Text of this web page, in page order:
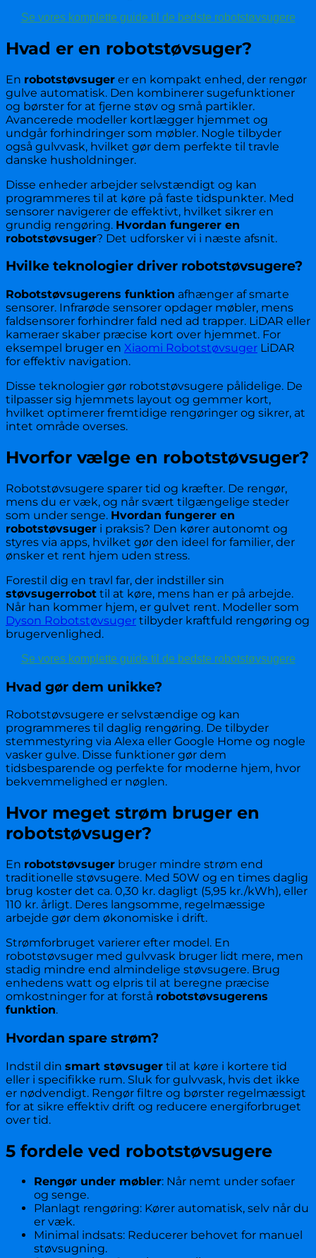
Se vores komplette guide til de bedste robotstøvsugere
Hvad er en robotstøvsuger?
En robotstøvsuger er en kompakt enhed, der rengør
gulve automatisk. Den kombinerer sugefunktioner
og børster for at fjerne støv og små partikler.
Avancerede modeller kortlægger hjemmet og
undgår forhindringer som møbler. Nogle tilbyder
også gulvvask, hvilket gør dem perfekte til travle
danske husholdninger.
Disse enheder arbejder selvstændigt og kan
programmeres til at køre på faste tidspunkter. Med
sensorer navigerer de effektivt, hvilket sikrer en
grundig rengøring. Hvordan fungerer en
robotstøvsuger? Det udforsker vi i næste afsnit.
Hvilke teknologier driver robotstøvsugere?
Robotstøvsugerens funktion afhænger af smarte
sensorer. Infrarøde sensorer opdager møbler, mens
faldsensorer forhindrer fald ned ad trapper. LiDAR eller
kameraer skaber præcise kort over hjemmet. For
eksempel bruger en Xiaomi Robotstøvsuger LiDAR
for effektiv navigation.
Disse teknologier gør robotstøvsugere pålidelige. De
tilpasser sig hjemmets layout og gemmer kort,
hvilket optimerer fremtidige rengøringer og sikrer, at
intet område overses.
Hvorfor vælge en robotstøvsuger?
Robotstøvsugere sparer tid og kræfter. De rengør,
mens du er væk, og når svært tilgængelige steder
som under senge. Hvordan fungerer en
robotstøvsuger i praksis? Den kører autonomt og
styres via apps, hvilket gør den ideel for familier, der
ønsker et rent hjem uden stress.
Forestil dig en travl far, der indstiller sin
støvsugerrobot til at køre, mens han er på arbejde.
Når han kommer hjem, er gulvet rent. Modeller som
Dyson Robotstøvsuger tilbyder kraftfuld rengøring og
brugervenlighed.
Se vores komplette guide til de bedste robotstøvsugere
Hvad gør dem unikke?
Robotstøvsugere er selvstændige og kan
programmeres til daglig rengøring. De tilbyder
stemmestyring via Alexa eller Google Home og nogle
vasker gulve. Disse funktioner gør dem
tidsbesparende og perfekte for moderne hjem, hvor
bekvemmelighed er nøglen.
Hvor meget strøm bruger en
robotstøvsuger?
En robotstøvsuger bruger mindre strøm end
traditionelle støvsugere. Med 50W og en times daglig
brug koster det ca. 0,30 kr. dagligt (5,95 kr./kWh), eller
110 kr. årligt. Deres langsomme, regelmæssige
arbejde gør dem økonomiske i drift.
Strømforbruget varierer efter model. En
robotstøvsuger med gulvvask bruger lidt mere, men
stadig mindre end almindelige støvsugere. Brug
enhedens watt og elpris til at beregne præcise
omkostninger for at forstå robotstøvsugerens
funktion.
Hvordan spare strøm?
Indstil din smart støvsuger til at køre i kortere tid
eller i specifikke rum. Sluk for gulvvask, hvis det ikke
er nødvendigt. Rengør filtre og børster regelmæssigt
for at sikre effektiv drift og reducere energiforbruget
over tid.
5 fordele ved robotstøvsugere
Rengør under møbler: Når nemt under sofaer
og senge.
Planlagt rengøring: Kører automatisk, selv når du
er væk.
Minimal indsats: Reducerer behovet for manuel
støvsugning.